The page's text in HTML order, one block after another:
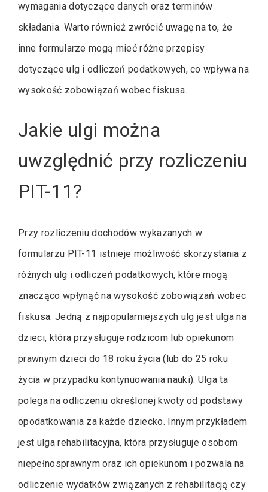
wymagania dotyczące danych oraz terminów
składania. Warto również zwrócić uwagę na to, że
inne formularze mogą mieć różne przepisy
dotyczące ulg i odliczeń podatkowych, co wpływa na
wysokość zobowiązań wobec fiskusa.
Jakie ulgi można
uwzględnić przy rozliczeniu
PIT-11?
Przy rozliczeniu dochodów wykazanych w
formularzu PIT-11 istnieje możliwość skorzystania z
różnych ulg i odliczeń podatkowych, które mogą
znacząco wpłynąć na wysokość zobowiązań wobec
fiskusa. Jedną z najpopularniejszych ulg jest ulga na
dzieci, która przysługuje rodzicom lub opiekunom
prawnym dzieci do 18 roku życia (lub do 25 roku
życia w przypadku kontynuowania nauki). Ulga ta
polega na odliczeniu określonej kwoty od podstawy
opodatkowania za każde dziecko. Innym przykładem
jest ulga rehabilitacyjna, która przysługuje osobom
niepełnosprawnym oraz ich opiekunom i pozwala na
odliczenie wydatków związanych z rehabilitacją czy